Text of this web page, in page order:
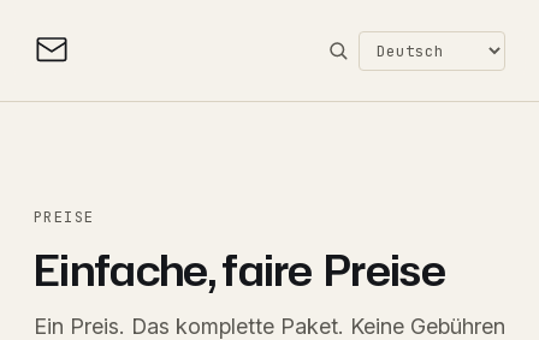
PREISE
Einfache, faire Preise
Ein Preis. Das komplette Paket. Keine Gebühren